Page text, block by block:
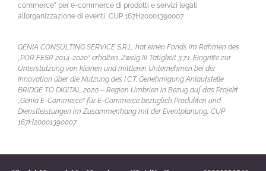
commerce” per e-commerce di prodotti e servizi legati
all’organizzazione di eventi, CUP 167H20001390007
GENIA CONSULTING SERVICE S.R.L. hat einen Fonds im Rahmen des
„POR FESR 2014-2020“ erhalten. Zweig III Tätigkeit 3.7.1. Eingriffe zur
Unterstützung von kleinen und mittleren Unternehmen bei der
Innovation über die Nutzung des I.C.T. Genehmigung Anlaufstelle
BRIDGE TO DIGITAL 2020 – Region Umbrien in Bezug auf das Projekt
„Genia E-Commerce“ für E-Commerce bezüglich Produkten und
Dienstleistungen im Zusammenhang mit der Eventplanung, CUP
167H20001390007